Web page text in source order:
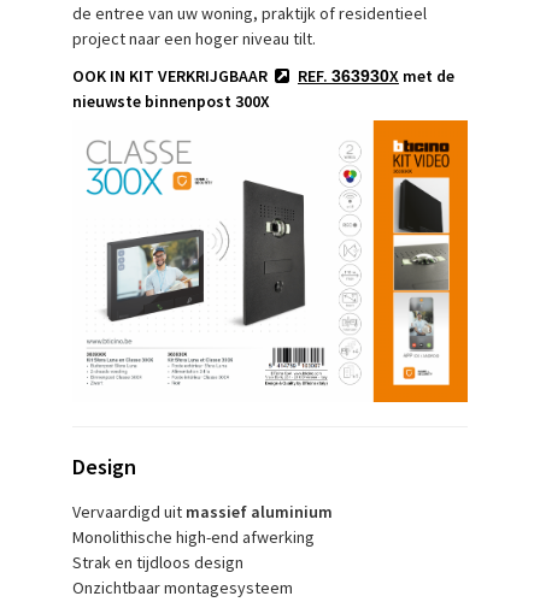
de entree van uw woning, praktijk of residentieel
project naar een hoger niveau tilt.
OOK IN KIT VERKRIJGBAAR
REF. 363930X met de
nieuwste binnenpost 300X
Design
Vervaardigd uit massief aluminium
Monolithische high-end afwerking
Strak en tijdloos design
Onzichtbaar montagesysteem